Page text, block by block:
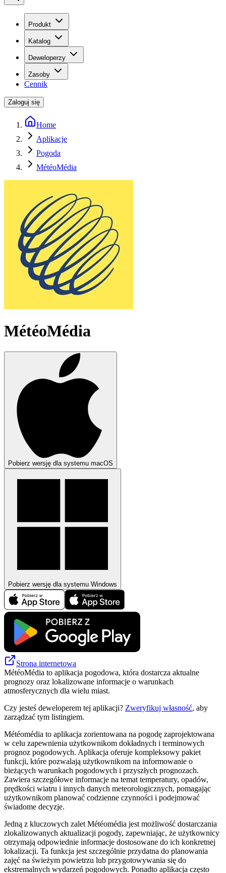
Produkt
Katalog
Deweloperzy
Zasoby
Cennik
Zaloguj się
Home
Aplikacje
Pogoda
MétéoMédia
MétéoMédia
Pobierz wersję dla systemu macOS
Pobierz wersję dla systemu Windows
Strona internetowa
MétéoMédia to aplikacja pogodowa, która dostarcza aktualne
prognozy oraz lokalizowane informacje o warunkach
atmosferycznych dla wielu miast.
Czy jesteś deweloperem tej aplikacji? Zweryfikuj własność, aby
zarządzać tym listingiem.
Météomédia to aplikacja zorientowana na pogodę zaprojektowana
w celu zapewnienia użytkownikom dokładnych i terminowych
prognoz pogodowych. Aplikacja oferuje kompleksowy pakiet
funkcji, które pozwalają użytkownikom na informowanie o
bieżących warunkach pogodowych i przyszłych prognozach.
Zawiera szczegółowe informacje na temat temperatury, opadów,
prędkości wiatru i innych danych meteorologicznych, pomagając
użytkownikom planować codzienne czynności i podejmować
świadome decyzje.
Jedną z kluczowych zalet Météomédia jest możliwość dostarczania
zlokalizowanych aktualizacji pogody, zapewniając, że użytkownicy
otrzymają odpowiednie informacje dostosowane do ich konkretnej
lokalizacji. Ta funkcja jest szczególnie przydatna do planowania
zajęć na świeżym powietrzu lub przygotowywania się do
ekstremalnych wydarzeń pogodowych. Ponadto aplikacja często